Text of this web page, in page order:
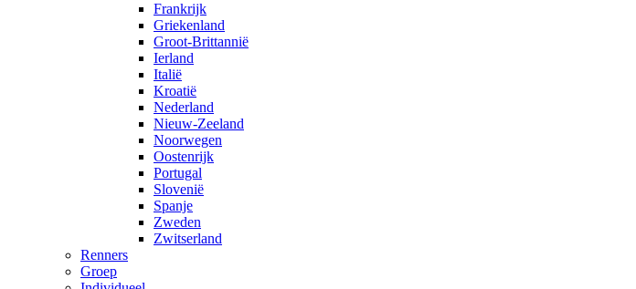
Frankrijk
Griekenland
Groot-Brittannië
Ierland
Italië
Kroatië
Nederland
Nieuw-Zeeland
Noorwegen
Oostenrijk
Portugal
Slovenië
Spanje
Zweden
Zwitserland
Renners
Groep